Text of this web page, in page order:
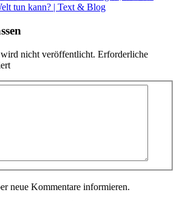
tun kann? | Text & Blog
nicht veröffentlicht. Erforderliche
neue Kommentare informieren.